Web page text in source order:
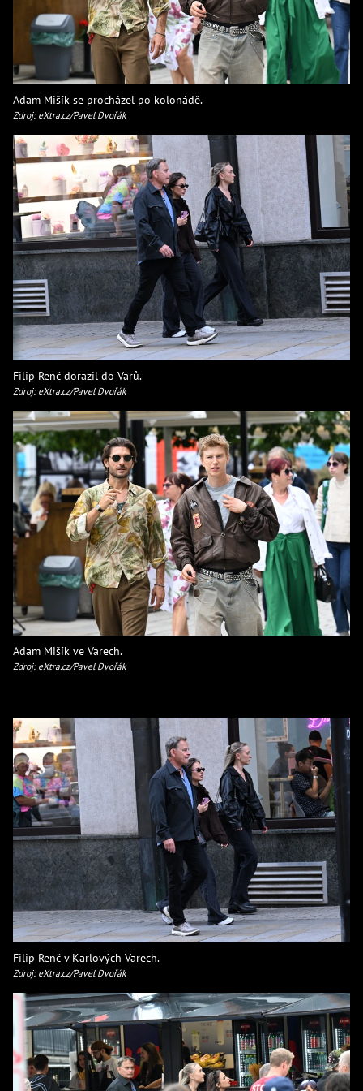
Adam Mišík se procházel po kolonádě.
Zdroj: eXtra.cz/Pavel Dvořák
Filip Renč dorazil do Varů.
Zdroj: eXtra.cz/Pavel Dvořák
Adam Mišík ve Varech.
Zdroj: eXtra.cz/Pavel Dvořák
Filip Renč v Karlových Varech.
Zdroj: eXtra.cz/Pavel Dvořák